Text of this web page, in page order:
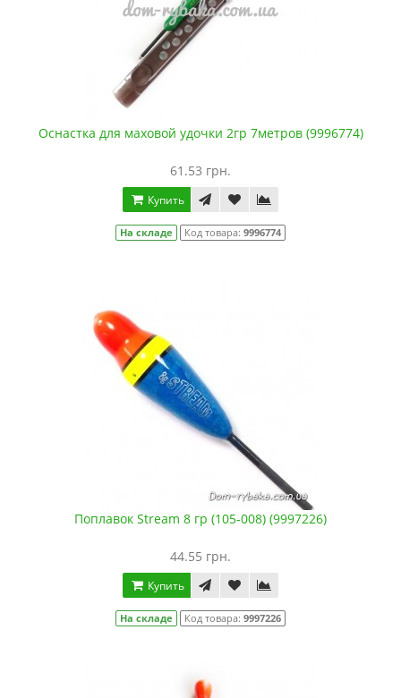
Оснастка для маховой удочки 2гр 7метров (9996774)
61.53 грн.
Купить
На складе Код товара: 9996774
Поплавок Stream 8 гр (105-008) (9997226)
44.55 грн.
Купить
На складе Код товара: 9997226